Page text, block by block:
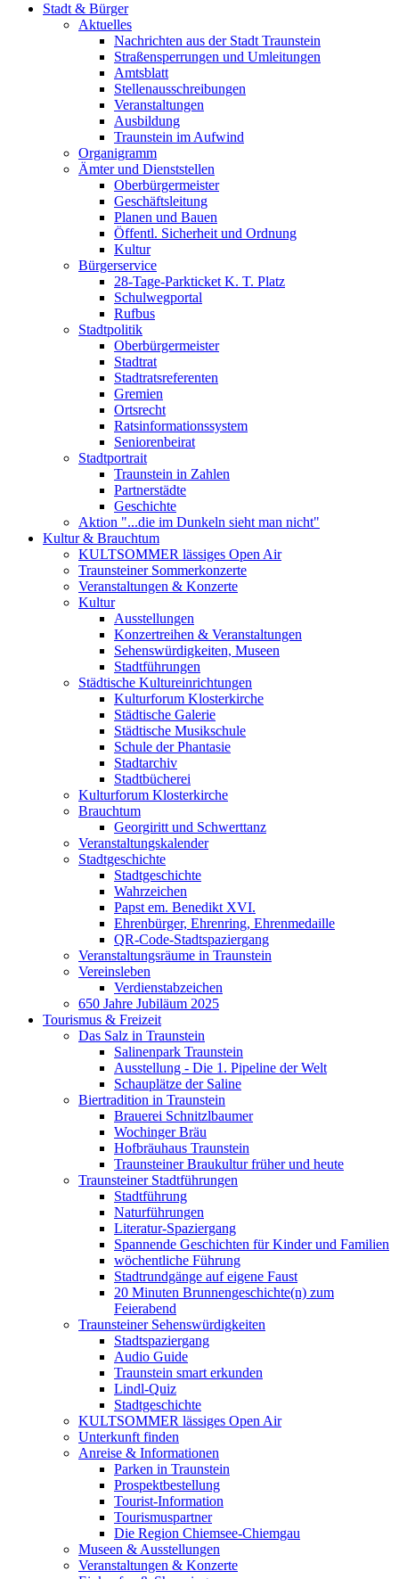
Stadt & Bürger
Aktuelles
Nachrichten aus der Stadt Traunstein
Straßensperrungen und Umleitungen
Amtsblatt
Stellenausschreibungen
Veranstaltungen
Ausbildung
Traunstein im Aufwind
Organigramm
Ämter und Dienststellen
Oberbürgermeister
Geschäftsleitung
Planen und Bauen
Öffentl. Sicherheit und Ordnung
Kultur
Bürgerservice
28-Tage-Parkticket K. T. Platz
Schulwegportal
Rufbus
Stadtpolitik
Oberbürgermeister
Stadtrat
Stadtratsreferenten
Gremien
Ortsrecht
Ratsinformationssystem
Seniorenbeirat
Stadtportrait
Traunstein in Zahlen
Partnerstädte
Geschichte
Aktion "...die im Dunkeln sieht man nicht"
Kultur & Brauchtum
KULTSOMMER lässiges Open Air
Traunsteiner Sommerkonzerte
Veranstaltungen & Konzerte
Kultur
Ausstellungen
Konzertreihen & Veranstaltungen
Sehenswürdigkeiten, Museen
Stadtführungen
Städtische Kultureinrichtungen
Kulturforum Klosterkirche
Städtische Galerie
Städtische Musikschule
Schule der Phantasie
Stadtarchiv
Stadtbücherei
Kulturforum Klosterkirche
Brauchtum
Georgiritt und Schwerttanz
Veranstaltungskalender
Stadtgeschichte
Stadtgeschichte
Wahrzeichen
Papst em. Benedikt XVI.
Ehrenbürger, Ehrenring, Ehrenmedaille
QR-Code-Stadtspaziergang
Veranstaltungsräume in Traunstein
Vereinsleben
Verdienstabzeichen
650 Jahre Jubiläum 2025
Tourismus & Freizeit
Das Salz in Traunstein
Salinenpark Traunstein
Ausstellung - Die 1. Pipeline der Welt
Schauplätze der Saline
Biertradition in Traunstein
Brauerei Schnitzlbaumer
Wochinger Bräu
Hofbräuhaus Traunstein
Traunsteiner Braukultur früher und heute
Traunsteiner Stadtführungen
Stadtführung
Naturführungen
Literatur-Spaziergang
Spannende Geschichten für Kinder und Familien
wöchentliche Führung
Stadtrundgänge auf eigene Faust
20 Minuten Brunnengeschichte(n) zum
Feierabend
Traunsteiner Sehenswürdigkeiten
Stadtspaziergang
Audio Guide
Traunstein smart erkunden
Lindl-Quiz
Stadtgeschichte
KULTSOMMER lässiges Open Air
Unterkunft finden
Anreise & Informationen
Parken in Traunstein
Prospektbestellung
Tourist-Information
Tourismuspartner
Die Region Chiemsee-Chiemgau
Museen & Ausstellungen
Veranstaltungen & Konzerte